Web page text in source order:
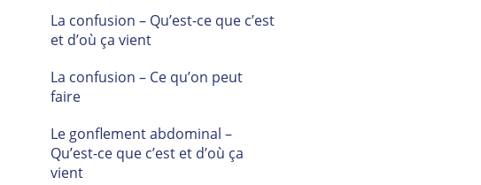
La confusion – Qu’est-ce que c’est
et d’où ça vient
La confusion – Ce qu’on peut
faire
Le gonflement abdominal –
Qu’est-ce que c’est et d’où ça
vient